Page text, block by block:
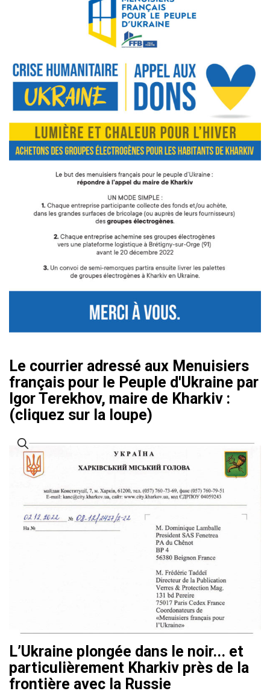
Le courrier adressé aux Menuisiers
français pour le Peuple d'Ukraine par
Igor Terekhov, maire de Kharkiv :
(cliquez sur la loupe)
L’Ukraine plongée dans le noir... et
particulièrement Kharkiv près de la
frontière avec la Russie